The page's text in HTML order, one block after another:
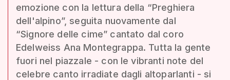
emozione con la lettura della “Preghiera
dell'alpino”, seguita nuovamente dal
“Signore delle cime” cantato dal coro
Edelweiss Ana Montegrappa. Tutta la gente
fuori nel piazzale - con le vibranti note del
celebre canto irradiate dagli altoparlanti - si